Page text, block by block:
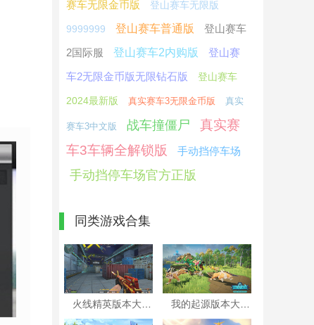
赛车无限金币版
登山赛车无限版
9999999 登山赛车普通版
登山赛车
2国际服
登山赛车2内购版
登山赛
车2无限金币版无限钻石版
登山赛车
2024最新版 真实赛车3无限金币版 真实
赛车3中文版 战车撞僵尸
真实赛
车3车辆全解锁版
手动挡停车场
手动挡停车场官方正版
同类游戏合集